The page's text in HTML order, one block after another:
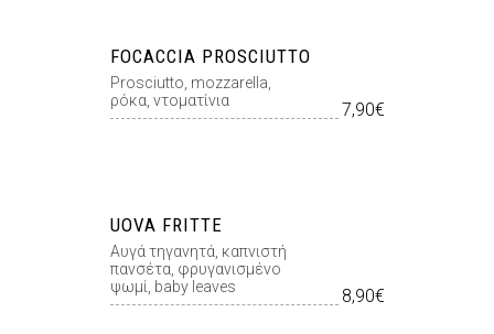
FOCACCIA PROSCIUTTO
Prosciutto, mozzarella,
ρόκα, ντοµατίνια
7,90€
UOVA FRITTE
Αυγά τηγανητά, καπνιστή
πανσέτα, φρυγανισµένο
ψωµί, baby leaves
8,90€